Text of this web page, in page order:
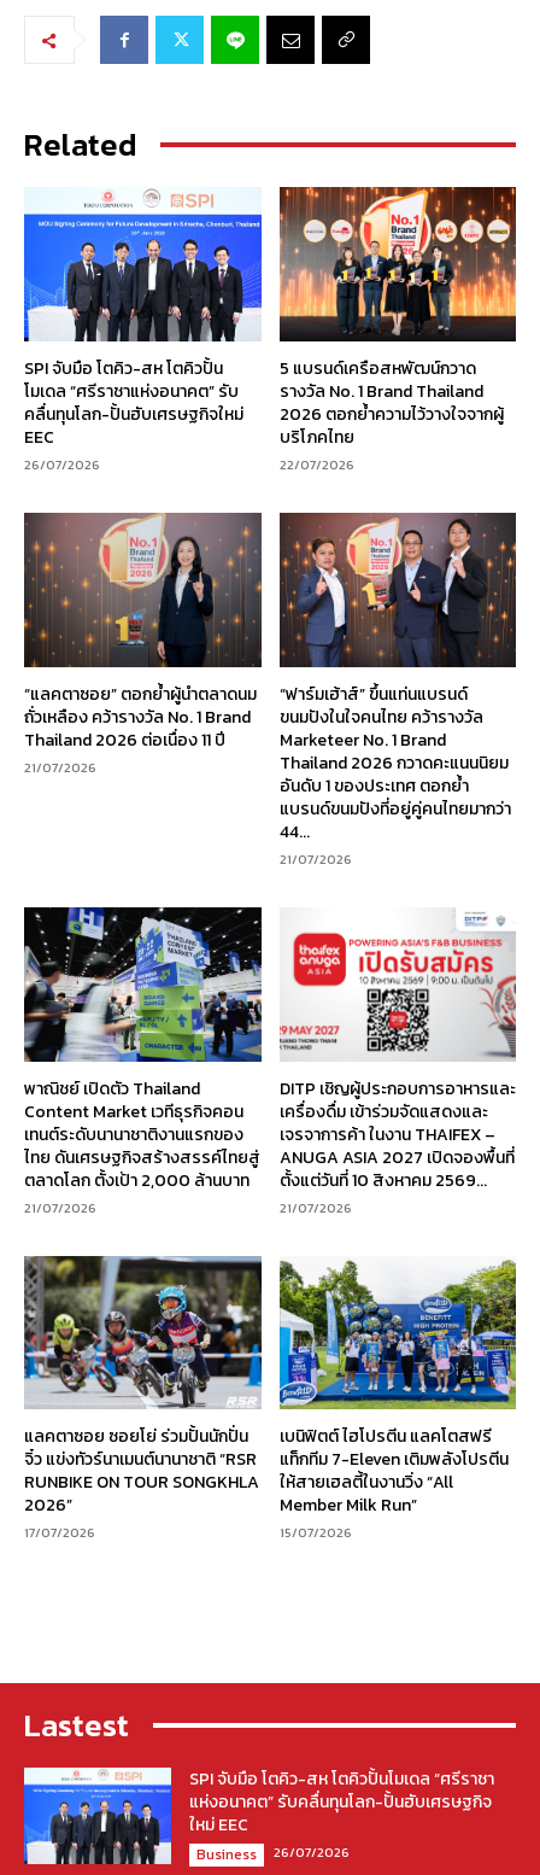
Related
SPI จับมือ โตคิว-สห โตคิวปั้น
โมเดล “ศรีราชาแห่งอนาคต” รับ
คลื่นทุนโลก-ปั้นฮับเศรษฐกิจใหม่
EEC
26/07/2026
5 แบรนด์เครือสหพัฒน์กวาด
รางวัล No. 1 Brand Thailand
2026 ตอกย้ำความไว้วางใจจากผู้
บริโภคไทย
22/07/2026
“แลคตาซอย” ตอกย้ำผู้นำตลาดนม
ถั่วเหลือง คว้ารางวัล No. 1 Brand
Thailand 2026 ต่อเนื่อง 11 ปี
21/07/2026
“ฟาร์มเฮ้าส์” ขึ้นแท่นแบรนด์
ขนมปังในใจคนไทย คว้ารางวัล
Marketeer No. 1 Brand
Thailand 2026 กวาดคะแนนนิยม
อันดับ 1 ของประเทศ ตอกย้ำ
แบรนด์ขนมปังที่อยู่คู่คนไทยมากว่า
44...
21/07/2026
พาณิชย์ เปิดตัว Thailand
Content Market เวทีธุรกิจคอน
เทนต์ระดับนานาชาติงานแรกของ
ไทย ดันเศรษฐกิจสร้างสรรค์ไทยสู่
ตลาดโลก ตั้งเป้า 2,000 ล้านบาท
21/07/2026
DITP เชิญผู้ประกอบการอาหารและ
เครื่องดื่ม เข้าร่วมจัดแสดงและ
เจรจาการค้า ในงาน THAIFEX –
ANUGA ASIA 2027 เปิดจองพื้นที่
ตั้งแต่วันที่ 10 สิงหาคม 2569...
21/07/2026
แลคตาซอย ซอยโย่ ร่วมปั้นนักปั่น
จิ๋ว แข่งทัวร์นาเมนต์นานาชาติ “RSR
RUNBIKE ON TOUR SONGKHLA
2026”
17/07/2026
เบนิฟิตต์ ไฮโปรตีน แลคโตสฟรี
แท็กทีม 7-Eleven เติมพลังโปรตีน
ให้สายเฮลตี้ในงานวิ่ง “All
Member Milk Run”
15/07/2026
Lastest
SPI จับมือ โตคิว-สห โตคิวปั้นโมเดล “ศรีราชา
แห่งอนาคต” รับคลื่นทุนโลก-ปั้นฮับเศรษฐกิจ
ใหม่ EEC
Business 26/07/2026